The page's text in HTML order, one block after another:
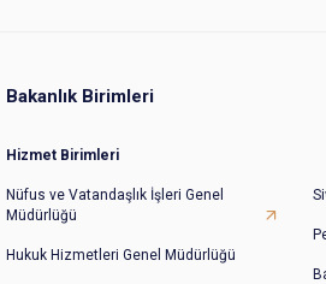
Bakanlık Birimleri
Hizmet Birimleri
Nüfus ve Vatandaşlık İşleri Genel
Müdürlüğü
Hukuk Hizmetleri Genel Müdürlüğü